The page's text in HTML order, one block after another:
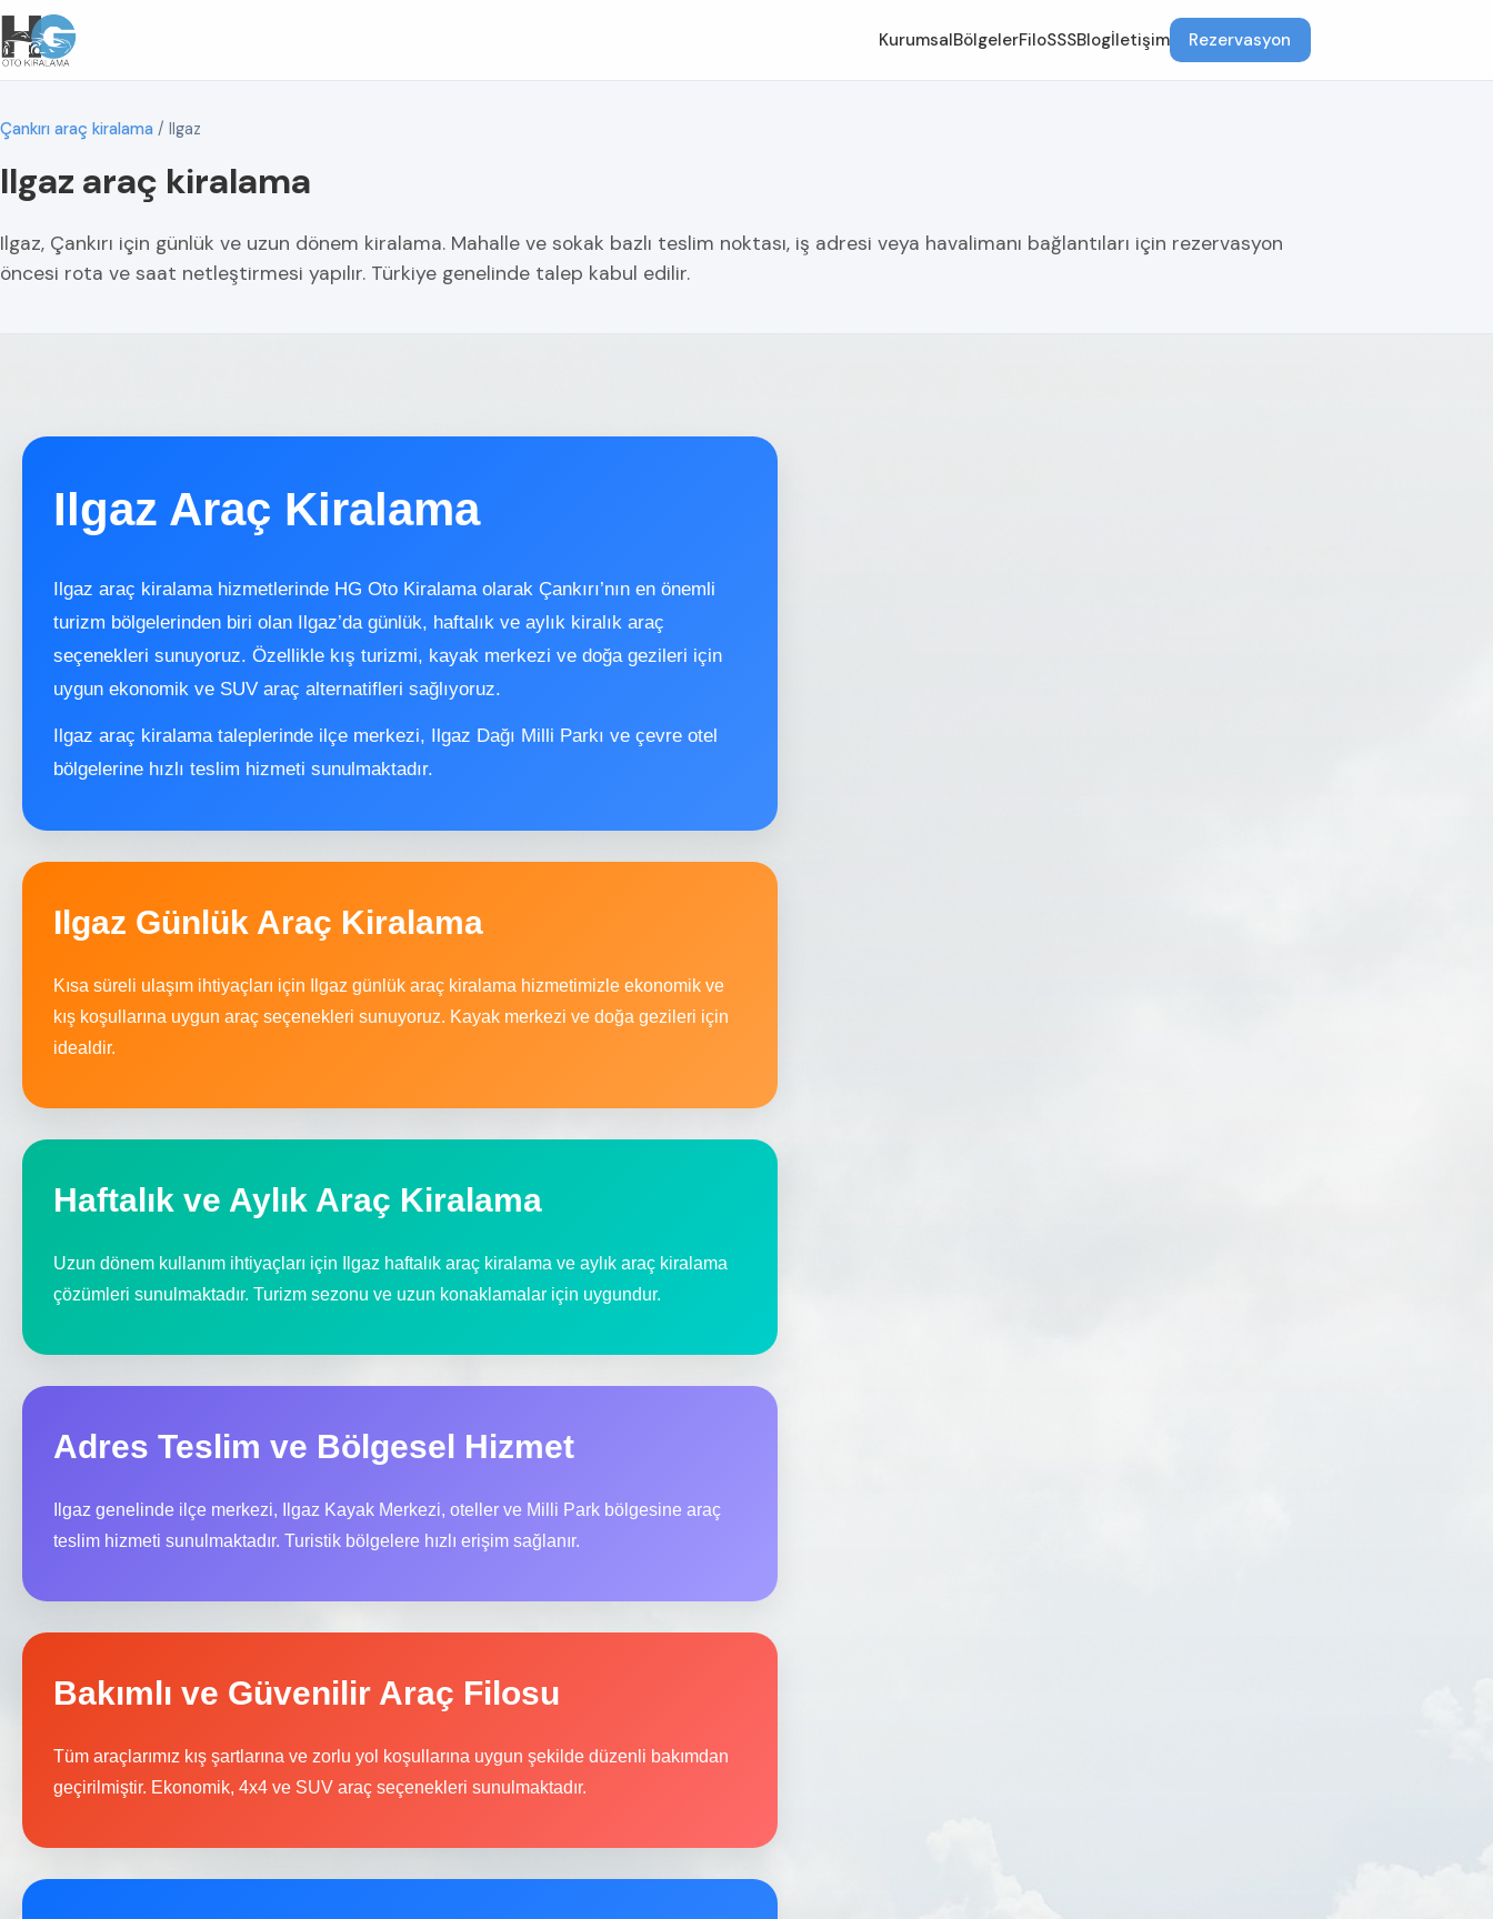
KurumsalBölgelerFiloSSSBlogİletişim Rezervasyon
Çankırı araç kiralama / Ilgaz
Ilgaz araç kiralama
Ilgaz, Çankırı için günlük ve uzun dönem kiralama. Mahalle ve sokak bazlı teslim noktası, iş adresi veya havalimanı bağlantıları için rezervasyon
öncesi rota ve saat netleştirmesi yapılır. Türkiye genelinde talep kabul edilir.
Ilgaz Araç Kiralama
Ilgaz araç kiralama hizmetlerinde HG Oto Kiralama olarak Çankırı’nın en önemli
turizm bölgelerinden biri olan Ilgaz’da günlük, haftalık ve aylık kiralık araç
seçenekleri sunuyoruz. Özellikle kış turizmi, kayak merkezi ve doğa gezileri için
uygun ekonomik ve SUV araç alternatifleri sağlıyoruz.
Ilgaz araç kiralama taleplerinde ilçe merkezi, Ilgaz Dağı Milli Parkı ve çevre otel
bölgelerine hızlı teslim hizmeti sunulmaktadır.
Ilgaz Günlük Araç Kiralama
Kısa süreli ulaşım ihtiyaçları için Ilgaz günlük araç kiralama hizmetimizle ekonomik ve
kış koşullarına uygun araç seçenekleri sunuyoruz. Kayak merkezi ve doğa gezileri için
idealdir.
Haftalık ve Aylık Araç Kiralama
Uzun dönem kullanım ihtiyaçları için Ilgaz haftalık araç kiralama ve aylık araç kiralama
çözümleri sunulmaktadır. Turizm sezonu ve uzun konaklamalar için uygundur.
Adres Teslim ve Bölgesel Hizmet
Ilgaz genelinde ilçe merkezi, Ilgaz Kayak Merkezi, oteller ve Milli Park bölgesine araç
teslim hizmeti sunulmaktadır. Turistik bölgelere hızlı erişim sağlanır.
Bakımlı ve Güvenilir Araç Filosu
Tüm araçlarımız kış şartlarına ve zorlu yol koşullarına uygun şekilde düzenli bakımdan
geçirilmiştir. Ekonomik, 4x4 ve SUV araç seçenekleri sunulmaktadır.